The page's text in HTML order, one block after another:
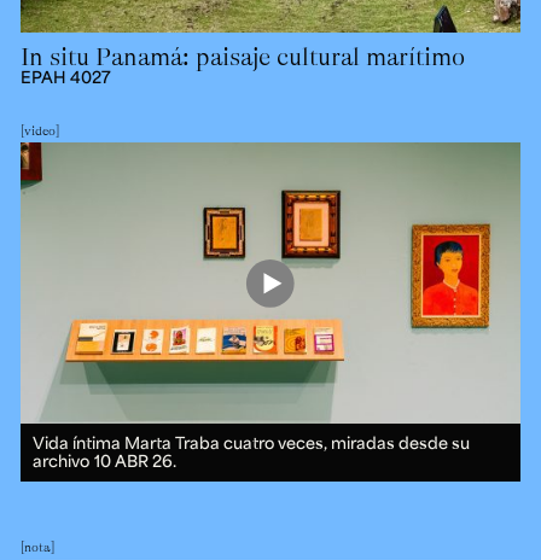
In situ Panamá: paisaje cultural marítimo
EPAH 4027
video
Vida íntima Marta Traba cuatro veces, miradas desde su
archivo 10 ABR 26.
nota